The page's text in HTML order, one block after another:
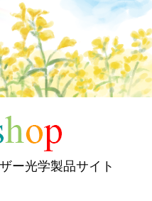
ー光学製品サイト